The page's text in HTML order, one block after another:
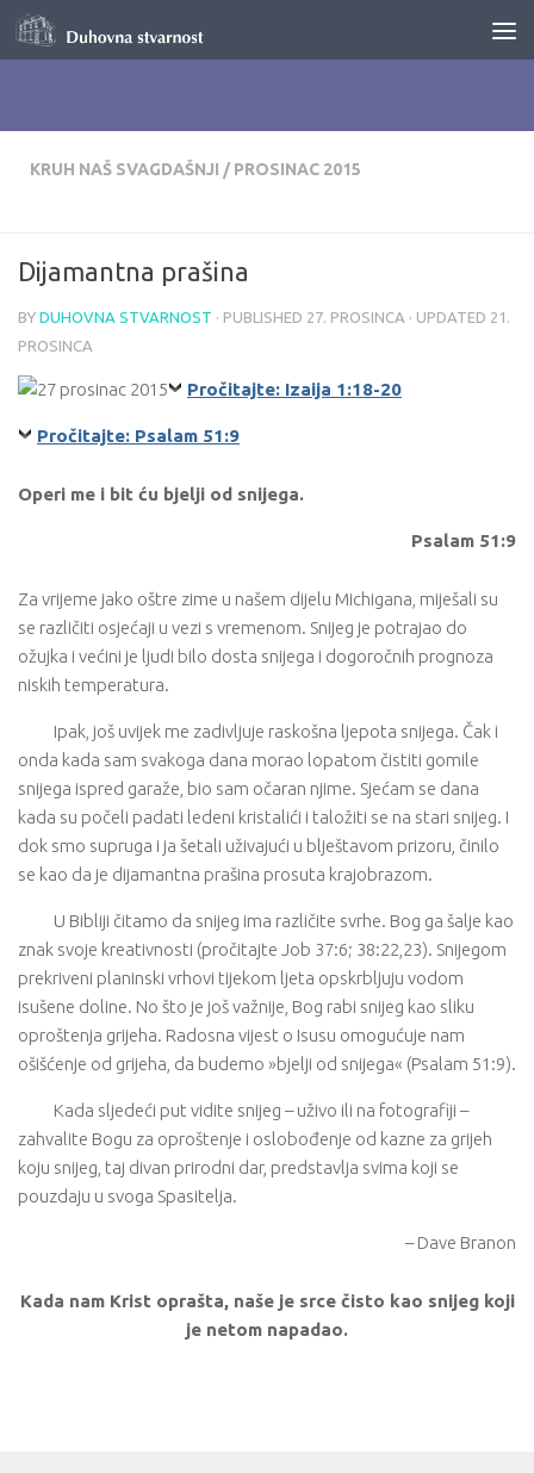
Skip to content
KRUH NAŠ SVAGDAŠNJI / PROSINAC 2015
Dijamantna prašina
BY DUHOVNA STVARNOST · PUBLISHED 27. PROSINCA · UPDATED 21.
PROSINCA
Pročitajte: Izaija 1:18-20
Pročitajte: Psalam 51:9
Operi me i bit ću bjelji od snijega.
Psalam 51:9
Za vrijeme jako oštre zime u našem dijelu Michigana, miješali su
se različiti osjećaji u vezi s vremenom. Snijeg je potrajao do
ožujka i većini je ljudi bilo dosta snijega i dogoročnih prognoza
niskih temperatura.
Ipak, još uvijek me zadivljuje raskošna ljepota snijega. Čak i
onda kada sam svakoga dana morao lopatom čistiti gomile
snijega ispred garaže, bio sam očaran njime. Sjećam se dana
kada su počeli padati ledeni kristalići i taložiti se na stari snijeg. I
dok smo supruga i ja šetali uživajući u blještavom prizoru, činilo
se kao da je dijamantna prašina prosuta krajobrazom.
U Bibliji čitamo da snijeg ima različite svrhe. Bog ga šalje kao
znak svoje kreativnosti (pročitajte Job 37:6; 38:22,23). Snijegom
prekriveni planinski vrhovi tijekom ljeta opskrbljuju vodom
isušene doline. No što je još važnije, Bog rabi snijeg kao sliku
oproštenja grijeha. Radosna vijest o Isusu omogućuje nam
ošišćenje od grijeha, da budemo »bjelji od snijega« (Psalam 51:9).
Kada sljedeći put vidite snijeg – uživo ili na fotografiji –
zahvalite Bogu za oproštenje i oslobođenje od kazne za grijeh
koju snijeg, taj divan prirodni dar, predstavlja svima koji se
pouzdaju u svoga Spasitelja.
– Dave Branon
Kada nam Krist oprašta, naše je srce čisto kao snijeg koji
je netom napadao.